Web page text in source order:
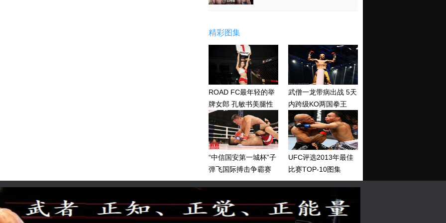
精彩图集
ROAD FC最年轻的举
牌女郎 孔敏书美腿性
感眼神清纯
武僧一龙带病出战 5天
内跨级KO两国拳王
“中信国安第一城杯”子
弹飞国际搏击争霸赛
UFC评选2013年最佳
比赛TOP-10图集